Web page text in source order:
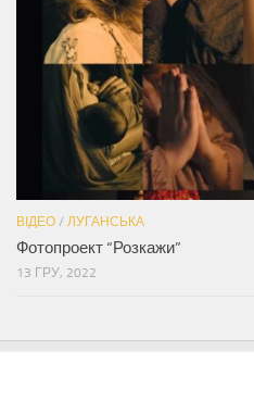
ВІДЕО / ЛУГАНСЬКА
Фотопроект “Розкажи”
13 ГРУ, 2022